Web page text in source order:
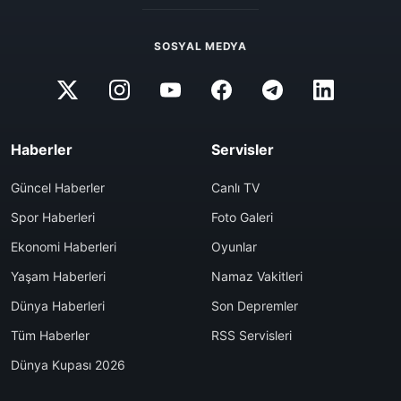
SOSYAL MEDYA
Haberler
Güncel Haberler
Spor Haberleri
Ekonomi Haberleri
Yaşam Haberleri
Dünya Haberleri
Tüm Haberler
Dünya Kupası 2026
Servisler
Canlı TV
Foto Galeri
Oyunlar
Namaz Vakitleri
Son Depremler
RSS Servisleri